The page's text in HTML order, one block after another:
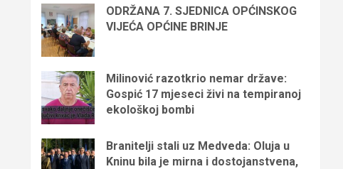
ODRŽANA 7. SJEDNICA OPĆINSKOG
VIJEĆA OPĆINE BRINJE
Milinović razotkrio nemar države:
Gospić 17 mjeseci živi na tempiranoj
ekološkoj bombi
Branitelji stali uz Medveda: Oluja u
Kninu bila je mirna i dostojanstvena,